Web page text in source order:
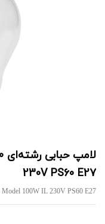
230V PS60 E27
Model 100W IL 230V PS60 E27